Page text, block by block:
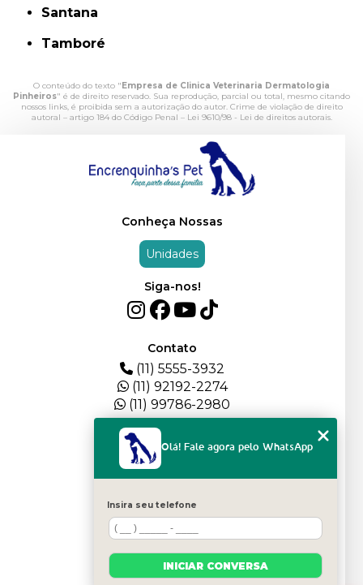
Santana
Tamboré
O conteúdo do texto "Empresa de Clinica Veterinaria Dermatologia
Pinheiros" é de direito reservado. Sua reprodução, parcial ou total, mesmo citando
nossos links, é proibida sem a autorização do autor. Crime de violação de direito
autoral – artigo 184 do Código Penal – Lei 9610/98 - Lei de direitos autorais.
Conheça Nossas
Unidades
Siga-nos!
Contato
(11) 5555-3932
(11) 92192-2274
(11) 99786-2980
QUEM SOMOS
BLOG
FILHOTES
Olá! Fale agora pelo WhatsApp
Insira seu telefone
INICIAR CONVERSA